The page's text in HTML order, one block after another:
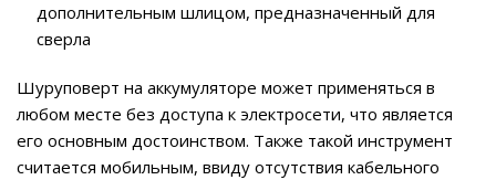
дополнительным шлицом, предназначенный для
сверла
Шуруповерт на аккумуляторе может применяться в
любом месте без доступа к электросети, что является
его основным достоинством. Также такой инструмент
считается мобильным, ввиду отсутствия кабельного